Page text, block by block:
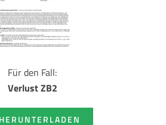
Für den Fall:
Verlust ZB2
HERUNTERLADEN